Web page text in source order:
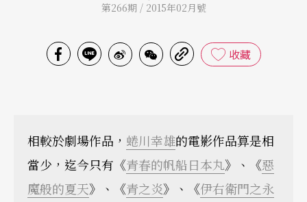
第266期 / 2015年02月號
收藏
相較於劇場作品， 蜷川幸雄的電影作品算是相
當少，迄今只有《青春的帆船日本丸》、《惡
魔般的夏天》、《青之炎》、《伊右衛門之永